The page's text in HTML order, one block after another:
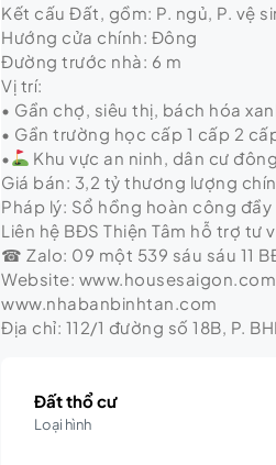
Kết cấu Đất, gồm: P. ngủ, P. vệ
Hướng cửa chính: Đông
Đường trước nhà: 6 m
Vị trí:
• Gần chợ, siêu thị, bách hóa
• Gần trường học cấp 1 cấp 2
•
Khu vực an ninh, dân cư
Giá bán: 3,2 tỷ thương lượng
Pháp lý: Sổ hồng hoàn công đầy
Liên hệ BĐS Thiện Tâm hỗ trợ tư
☎ Zalo: 09 một 539 sáu sáu 11
Website: www.housesaigon.com
www.nhabanbinhtan.com
Địa chỉ: 112/1 đường số 18B, P.
Đất thổ cư
Loại hình